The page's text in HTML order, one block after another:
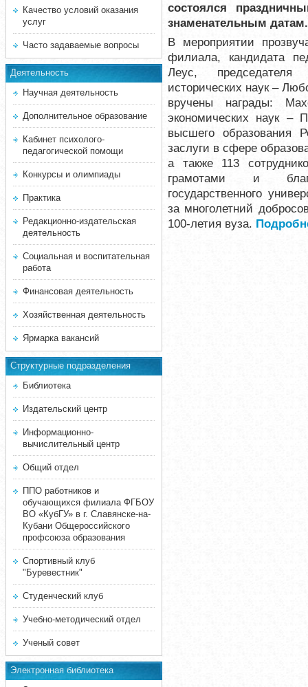
Качество условий оказания
услуг
Часто задаваемые вопросы
Деятельность
Научная деятельность
Дополнительное образование
Кабинет психолого-
педагогической помощи
Конкурсы и олимпиады
Практика
Редакционно-издательская
деятельность
Социальная и воспитательная
работа
Финансовая деятельность
Хозяйственная деятельность
Ярмарка вакансий
Структурные подразделения
Библиотека
Издательский центр
Информационно-
вычислительный центр
Общий отдел
ППО работников и
обучающихся филиала ФГБОУ
ВО «КубГУ» в г. Славянске-на-
Кубани Общероссийского
профсоюза образования
Спортивный клуб
"Буревестник"
Студенческий клуб
Учебно-методический отдел
Ученый совет
Электронная библиотека
состоялся
знаменательным датам.
В мероприятии
филиала, кандидата
Леус, председателя
исторических наук –
вручены награды:
экономических наук–
высшего образования
заслуги в сфере
а также 113
грамотами и
государственного
за многолетний
100-летия вуза.